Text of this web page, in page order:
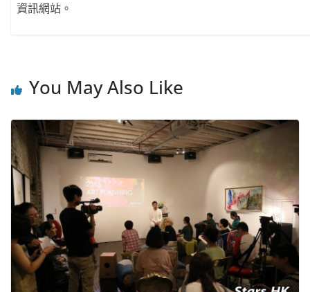
資訊網站。
You May Also Like